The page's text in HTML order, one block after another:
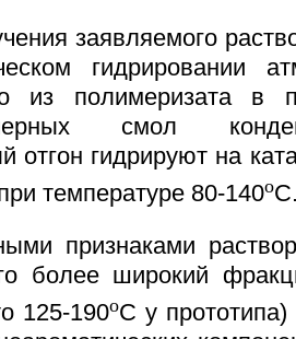
заявляемого
гидрировании
из полимеризата в
смол
отгон гидрируют на
температуре 80-140o
признаками
более широкий
125-190oС у